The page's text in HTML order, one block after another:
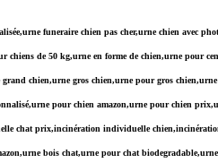
funeraire chien pas cher,urne chien avec
de 50 kg,urne en forme de chien,urne pour
chien,urne gros chien,urne pour gros
pour chien amazon,urne pour chien
prix,incinération individuelle
bois chat,urne pour chat